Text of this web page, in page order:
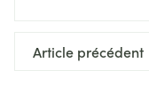
Article précédent